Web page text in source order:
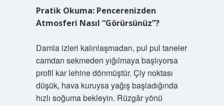
Pratik Okuma: Pencerenizden
Atmosferi Nasıl “Görürsünüz”?
Damla izleri kalınlaşmadan, pul pul taneler
camdan sekmeden yığılmaya başlıyorsa
profil kar lehine dönmüştür. Çiy noktası
düşük, hava kuruysa yağış başladığında
hızlı soğuma bekleyin. Rüzgâr yönü